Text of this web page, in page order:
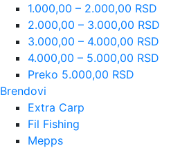
1.000,00 – 2.000,00 RSD
2.000,00 – 3.000,00 RSD
3.000,00 – 4.000,00 RSD
4.000,00 – 5.000,00 RSD
Preko 5.000,00 RSD
Brendovi
Extra Carp
Fil Fishing
Mepps